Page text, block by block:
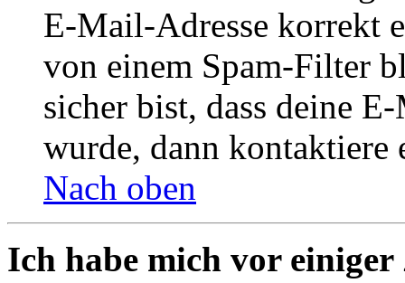
E-Mail-Adresse korrekt
von einem Spam-Filter
sicher bist, dass deine
wurde, dann kontaktiere
Nach oben
Ich habe mich vor